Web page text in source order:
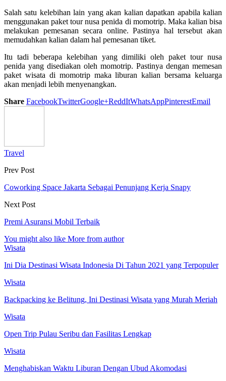
Salah satu kelebihan lain yang akan kalian dapatkan apabila kalian
menggunakan paket tour nusa penida di momotrip. Maka kalian bisa
melakukan pemesanan secara online. Pastinya hal tersebut akan
memudahkan kalian dalam hal pemesanan tiket.
Itu tadi beberapa kelebihan yang dimiliki oleh paket tour nusa
penida yang disediakan oleh momotrip. Pastinya dengan memesan
paket wisata di momotrip maka liburan kalian bersama keluarga
akan menjadi lebih menyenangkan.
Share FacebookTwitterGoogle+ReddItWhatsAppPinterestEmail
Travel
Prev Post
Coworking Space Jakarta Sebagai Penunjang Kerja Snapy
Next Post
Premi Asuransi Mobil Terbaik
You might also like More from author
Wisata
Ini Dia Destinasi Wisata Indonesia Di Tahun 2021 yang Terpopuler
Wisata
Backpacking ke Belitung, Ini Destinasi Wisata yang Murah Meriah
Wisata
Open Trip Pulau Seribu dan Fasilitas Lengkap
Wisata
Menghabiskan Waktu Liburan Dengan Ubud Akomodasi